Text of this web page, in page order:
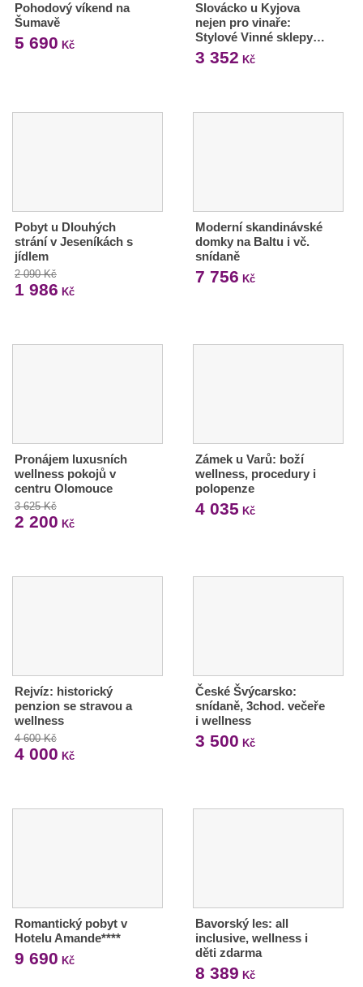
Pohodový víkend na
Šumavě
5 690 Kč
Slovácko u Kyjova
nejen pro vinaře:
Stylové Vinné sklepy…
3 352 Kč
Pobyt u Dlouhých
strání v Jeseníkách s
jídlem
2 090 Kč
1 986 Kč
Moderní skandinávské
domky na Baltu i vč.
snídaně
7 756 Kč
Pronájem luxusních
wellness pokojů v
centru Olomouce
3 625 Kč
2 200 Kč
Zámek u Varů: boží
wellness, procedury i
polopenze
4 035 Kč
Rejvíz: historický
penzion se stravou a
wellness
4 600 Kč
4 000 Kč
České Švýcarsko:
snídaně, 3chod. večeře
i wellness
3 500 Kč
Romantický pobyt v
Hotelu Amande****
9 690 Kč
Bavorský les: all
inclusive, wellness i
děti zdarma
8 389 Kč